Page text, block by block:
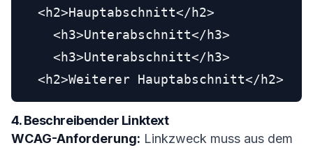
  <h2>Hauptabschnitt</h2>
    <h3>Unterabschnitt</h3>
    <h3>Unterabschnitt</h3>
4. Beschreibender Linktext
WCAG-Anforderung: Linkzweck muss aus dem